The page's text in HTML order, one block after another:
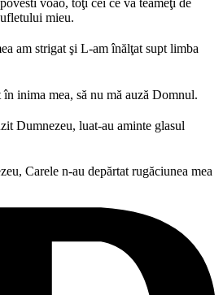
voao, toţi cei ce vă teameţi de
mieu.
am strigat şi L-am înălţat supt limba
inima mea, să nu mă auză Domnul.
Dumnezeu, luat-au aminte glasul
Carele n-au depărtat rugăciunea mea